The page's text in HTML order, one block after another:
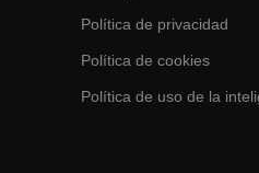
Política de privacidad
Política de cookies
Política de uso de la